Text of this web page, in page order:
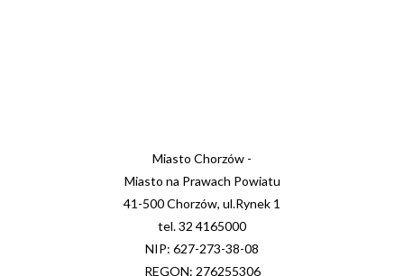
Miasto Chorzów -
Miasto na Prawach Powiatu
41-500 Chorzów, ul.Rynek 1
tel. 32 4165000
NIP: 627-273-38-08
REGON: 276255306